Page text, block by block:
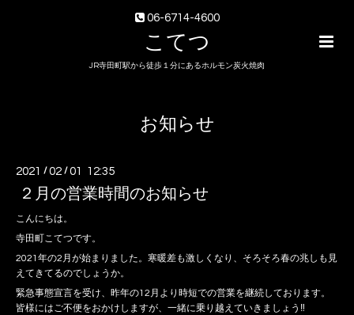
06-6714-4600
こてつ
JR寺田町駅から徒歩１分にあるホルモン炭火焼肉
お知らせ
2021 /02 /01 12:35
２月の営業時間のお知らせ
こんにちは。
寺田町こてつです。
2021年の2月が始まりました。寒暖差も激しくなり、そろそろ春の兆しも見
えてきてるのでしょうか。
緊急事態宣言を受け、昨年の12月より時短での営業を継続しております。
皆様にはご不便をおかけしますが、一緒に乗り越えていきましょう‼️